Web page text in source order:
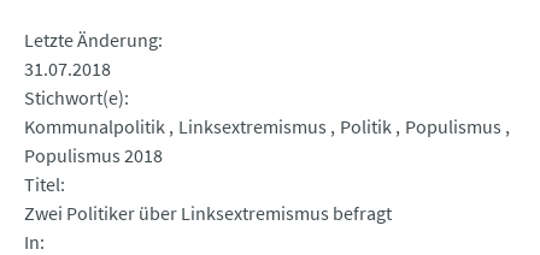
Letzte Änderung
31.07.2018
Stichwort(e)
Kommunalpolitik Linksextremismus Politik Populismus
Populismus 2018
Titel
Zwei Politiker über Linksextremismus befragt
In